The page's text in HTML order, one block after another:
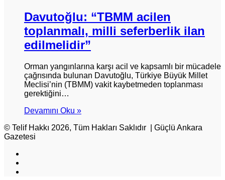
Davutoğlu: “TBMM acilen
toplanmalı, milli seferberlik ilan
edilmelidir”
Orman yangınlarına karşı acil ve kapsamlı bir mücadele
çağrısında bulunan Davutoğlu, Türkiye Büyük Millet
Meclisi’nin (TBMM) vakit kaybetmeden toplanması
gerektiğini…
Devamını Oku »
© Telif Hakkı 2026, Tüm Hakları Saklıdır | Güçlü Ankara
Gazetesi